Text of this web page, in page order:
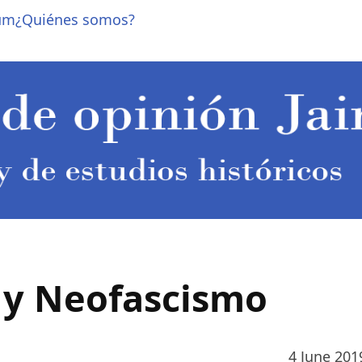
¿Quiénes somos?
Neofascismo
4 June